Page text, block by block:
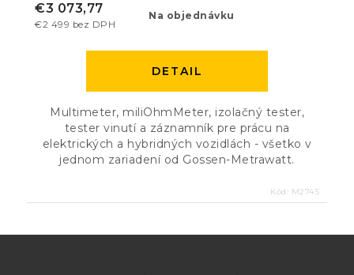
Na objednávku
€2 499 bez DPH
€3 073,77
DETAIL
Multimeter, miliOhmMeter, izolačný tester,
tester vinutí a záznamník pre prácu na
elektrických a hybridných vozidlách - všetko v
jednom zariadení od Gossen-Metrawatt.
Kód: M274S